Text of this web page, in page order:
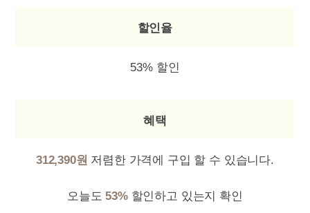
할인율
53% 할인
혜택
312,390원 저렴한 가격에 구입 할 수 있습니다.
오늘도53%할인하고 있는지 확인